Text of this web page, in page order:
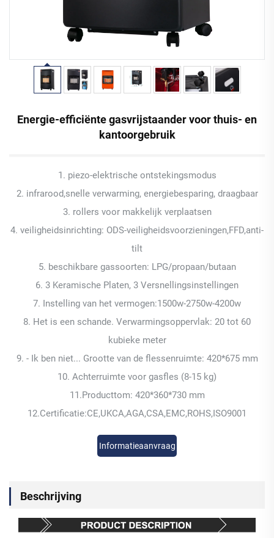
Energie-efficiënte gasvrijstaander voor thuis- en
kantoorgebruik
1. piezo-elektrische ontstekingsmodus
2. infrarood,snelle verwarming, energiebesparing, draagbaar
3. rollers voor makkelijk verplaatsen
4. veiligheidsinrichting: ODS-veiligheidsvoorzieningen,FFD,anti-
tilt
5. beschikbare gassoorten: LPG/propaan/butaan
6. 3 Keramische Platen, 3 Versnellingsinstellingen
7. Instelling van het vermogen:1500w-2750w-4200w
8. Het is een schande. Verwarmingsoppervlak: 20 tot 60
kubieke meter
9. - Ik ben niet... Grootte van de flessenruimte: 420*675 mm
10. Achterruimte voor gasfles (8-15 kg)
11.Producttom: 420*360*730 mm
12.Certificatie:CE,UKCA,AGA,CSA,EMC,ROHS,ISO9001
Informatieaanvraag
Beschrijving